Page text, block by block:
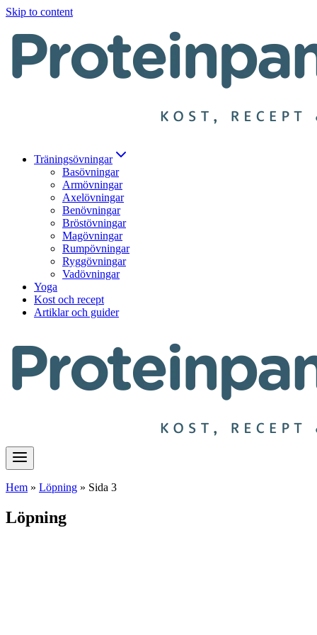
Skip to content
Träningsövningar
Basövningar
Armövningar
Axelövningar
Benövningar
Bröstövningar
Magövningar
Rumpövningar
Ryggövningar
Vadövningar
Yoga
Kost och recept
Artiklar och guider
Hem » Löpning » Sida 3
Löpning